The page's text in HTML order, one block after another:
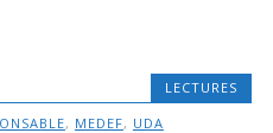
LECTURES
, MEDEF, UDA